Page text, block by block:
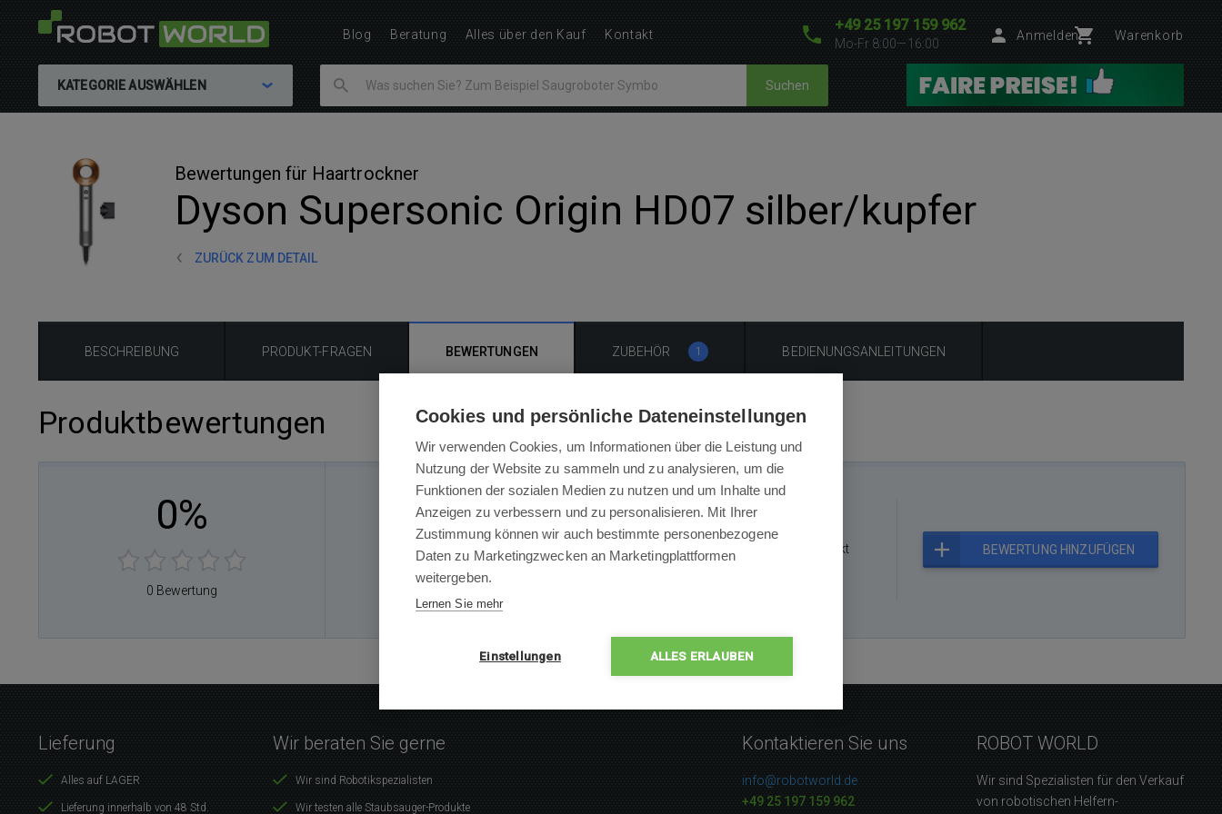
+49 25 197 159 962
Mo-Fr 8:00—16:00
Anmelden Warenkorb
KATEGORIE AUSWÄHLEN Suchen
Bewertungen für Haartrockner
Dyson Supersonic Origin HD07 silber/kupfer
ZURÜCK ZUM DETAIL
BESCHREIBUNG PRODUKT-FRAGEN BEWERTUNGEN ZUBEHÖR 1 BEDIENUNGSANLEITUNGEN
Produktbewertungen
0%
0 Bewertung
×
0 % Leute empfehlen das Produkt BEWERTUNG HINZUFÜGEN
Blog Beratung Alles über den Kauf Kontakt
Lieferung
Alles auf LAGER
Lieferung innerhalb von 48 Std.
Wir beraten Sie gerne
Wir sind Robotikspezialisten
Wir testen alle Staubsauger-Produkte
Kontaktieren Sie uns
info@robotworld.de
+49 25 197 159 962
ROBOT WORLD
Wir sind Spezialisten für den Verkauf
von robotischen Helfern-
Cookies und persönliche Dateneinstellungen
Wir verwenden Cookies, um Informationen über die Leistung und
Nutzung der Website zu sammeln und zu analysieren, um die
Funktionen der sozialen Medien zu nutzen und um Inhalte und
Anzeigen zu verbessern und zu personalisieren. Mit Ihrer
Zustimmung können wir auch bestimmte personenbezogene
Daten zu Marketingzwecken an Marketingplattformen
weitergeben.
Lernen Sie mehr
Einstellungen ALLES ERLAUBEN